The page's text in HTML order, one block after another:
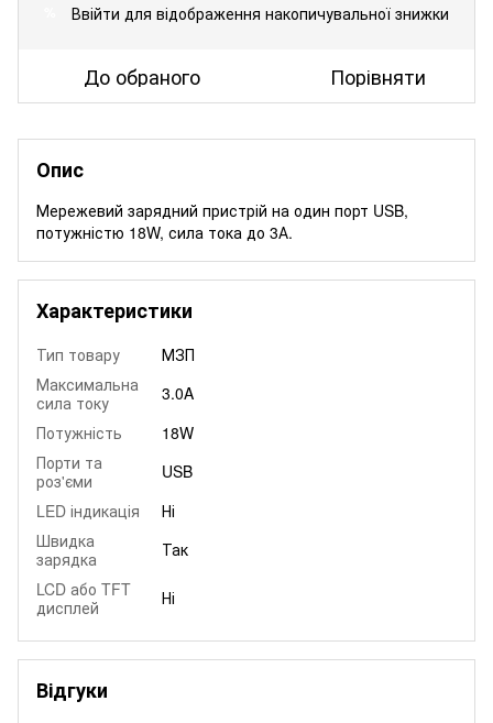
Ввійти для відображення накопичувальної знижки
До обраного Порівняти
Опис
Мережевий зарядний пристрій на один порт USB,
потужністю 18W, сила тока до 3А.
Характеристики
Тип товару
МЗП
Максимальна
сила току
3.0A
Потужність
18W
Порти та
роз'єми
USB
LED індикація
Ні
Швидка
зарядка
Так
LCD або TFT
дисплей
Ні
Відгуки